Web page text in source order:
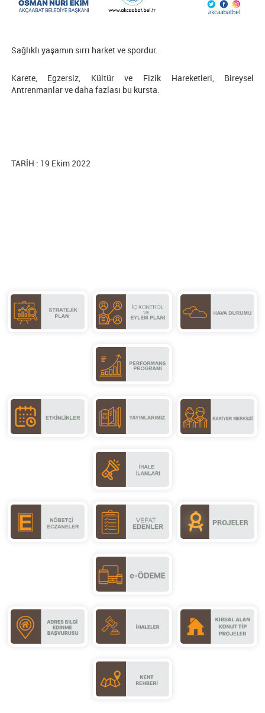
Sağlıklı yaşamın sırrı harket ve spordur.
Karete, Egzersiz, Kültür ve Fizik Hareketleri, Bireysel
Antrenmanlar ve daha fazlası bu kursta.
TARİH : 19 Ekim 2022